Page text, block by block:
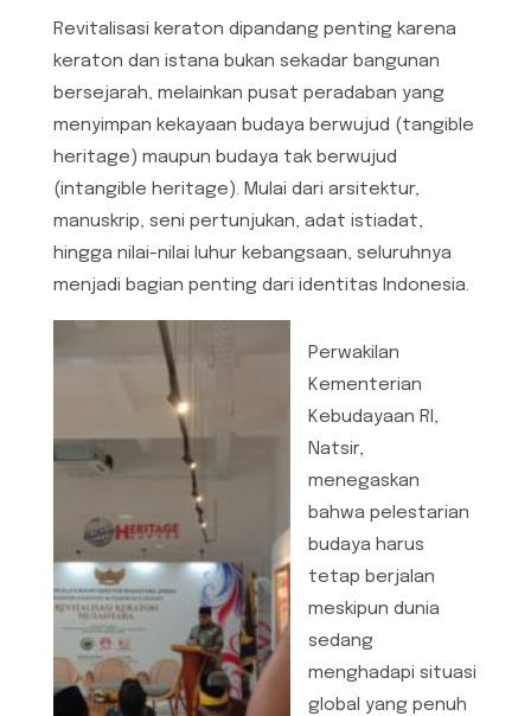
Revitalisasi keraton dipandang penting karena
keraton dan istana bukan sekadar bangunan
bersejarah, melainkan pusat peradaban yang
menyimpan kekayaan budaya berwujud (tangible
heritage) maupun budaya tak berwujud
(intangible heritage). Mulai dari arsitektur,
manuskrip, seni pertunjukan, adat istiadat,
hingga nilai-nilai luhur kebangsaan, seluruhnya
menjadi bagian penting dari identitas Indonesia.
Perwakilan
Kementerian
Kebudayaan RI,
Natsir,
menegaskan
bahwa pelestarian
budaya harus
tetap berjalan
meskipun dunia
sedang
menghadapi situasi
global yang penuh